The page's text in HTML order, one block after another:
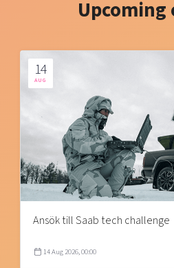
Upcoming
14
AUG
Ansök till Saab tech challenge
14 Aug 2026, 00:00